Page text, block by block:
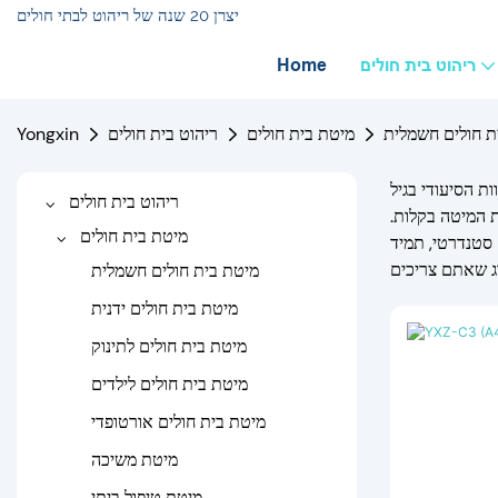
יצרן 20 שנה של ריהוט לבתי חולים
Home ריהוט בית חולים
Yongxin ריהוט בית חולים מיטת בית חולים חולים חשמלית
ריהוט בית חולים
מיטת בית חולים
מיטת בית חולים חשמלית
מיטת בית חולים ידנית
מיטת בית חולים לתינוק
מיטת בית חולים לילדים
מיטת בית חולים אורטופדי
מיטת משיכה
הסיעודי בגיל
המיטה בקלות.
סטנדרטי, תמיד